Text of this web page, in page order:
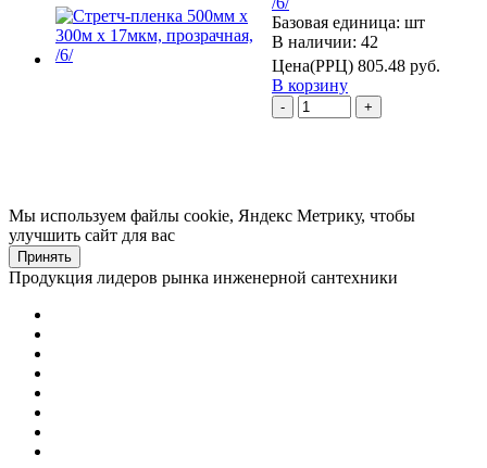
Базовая единица: шт
В наличии: 42
Цена(РРЦ) 805.48 руб.
В корзину
- +
Мы используем файлы cookie, Яндекс Метрику, чтобы
улучшить сайт для вас
Принять
Продукция лидеров рынка инженерной сантехники